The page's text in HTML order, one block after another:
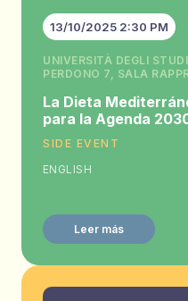
13/10/2025 2:30 PM
UNIVERSITÀ DEGLI
PERDONO 7, SALA
La Dieta
para la Agenda
SIDE EVENT
ENGLISH
Leer más